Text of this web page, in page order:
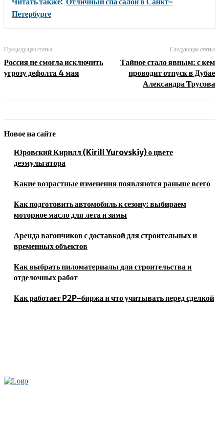
Петербурге
Предыдущая статья
Россия не смогла исключить
угрозу дефолта 4 мая
Следующая статья
Тайное стало явным: с кем
проводит отпуск в Дубае
Александра Трусова
Новое на сайте
Юровский Кирилл (Kirill Yurovskiy) о цвете
деэмульгатора
Какие возрастные изменения появляются раньше всего
Как подготовить автомобиль к сезону: выбираем
моторное масло для лета и зимы
Аренда вагончиков с доставкой для строительных и
временных объектов
Как выбрать пиломатериалы для строительства и
отделочных работ
Как работает P2P-биржа и что учитывать перед сделкой